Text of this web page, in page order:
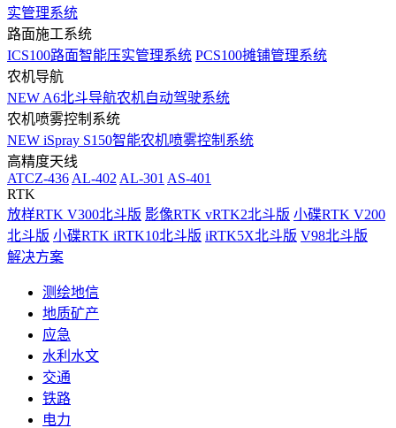
实管理系统
路面施工系统
ICS100路面智能压实管理系统 PCS100摊铺管理系统
农机导航
NEW A6北斗导航农机自动驾驶系统
农机喷雾控制系统
NEW iSpray S150智能农机喷雾控制系统
高精度天线
ATCZ-436 AL-402 AL-301 AS-401
RTK
放样RTK V300北斗版 影像RTK vRTK2北斗版 小碟RTK V200
北斗版 小碟RTK iRTK10北斗版 iRTK5X北斗版 V98北斗版
解决方案
测绘地信
地质矿产
应急
水利水文
交通
铁路
电力